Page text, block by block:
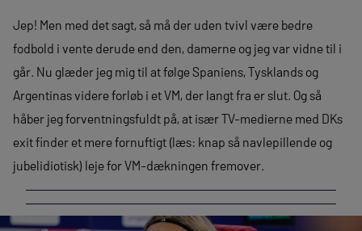
Jep! Men med det sagt, så må der uden tvivl være bedre
fodbold i vente derude end den, damerne og jeg var vidne til i
går. Nu glæder jeg mig til at følge Spaniens, Tysklands og
Argentinas videre forløb i et VM, der langt fra er slut. Og så
håber jeg forventningsfuldt på, at især TV-medierne med DKs
exit finder et mere fornuftigt (læs: knap så navlepillende og
jubelidiotisk) leje for VM-dækningen fremover.